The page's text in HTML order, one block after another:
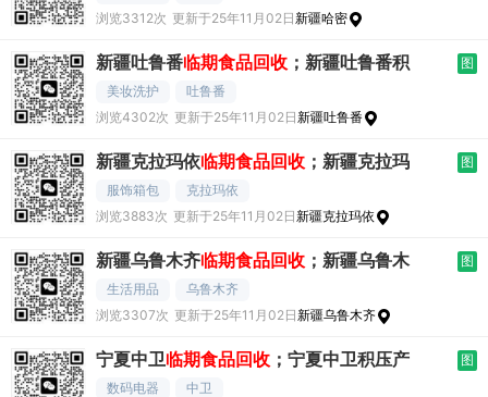
浏览3312次 更新于25年11月02日新疆哈密
新疆吐鲁番临期食品回收 ；新疆吐鲁番积
图
美妆洗护
吐鲁番
浏览4302次 更新于25年11月02日新疆吐鲁番
新疆克拉玛依临期食品回收 ；新疆克拉玛
图
服饰箱包
克拉玛依
浏览3883次 更新于25年11月02日新疆克拉玛依
新疆乌鲁木齐临期食品回收 ；新疆乌鲁木
图
生活用品
乌鲁木齐
浏览3307次 更新于25年11月02日新疆乌鲁木齐
宁夏中卫临期食品回收 ；宁夏中卫积压产
图
数码电器
中卫